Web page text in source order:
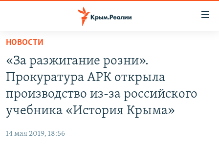
Вернуться
основному
содержанию
Вернутся
главной
Вернутся
СПЕЦПРОЕКТЫ
КАРТА ВОЕННЫХ ОБЪЕКТОВ КРЫМА
ВОДА
ИСТОРИЯ
РАДІО СВОБОДА
НОВОСТИ
«За разжигание розни».
Прокуратура АРК открыла
производство из-за российского
учебника «История Крыма»
14 мая 2019, 18:56